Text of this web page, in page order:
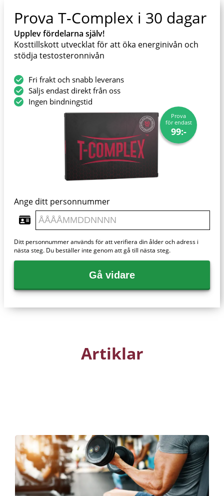
Prova T-Complex i 30 dagar
Upplev fördelarna själv!
Kosttillskott utvecklat för att öka energinivån och
stödja testosteronnivån
Fri frakt och snabb leverans
Säljs endast direkt från oss
Ingen bindningstid
Prova
för endast
99:-
Ange ditt personnummer
Ditt personnummer används för att verifiera din ålder och adress i
nästa steg. Du beställer inte genom att gå till nästa steg.
Gå vidare
Artiklar